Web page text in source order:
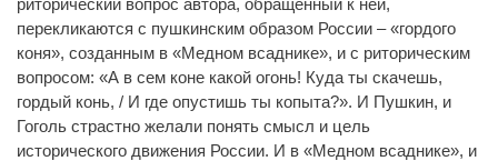
риторический вопрос автора, обращенный к ней,
перекликаются с пушкинским образом России – «гордого
коня», созданным в «Медном всаднике», и с риторическим
вопросом: «А в сем коне какой огонь! Куда ты скачешь,
гордый конь, / И где опустишь ты копыта?». И Пушкин, и
Гоголь страстно желали понять смысл и цель
исторического движения России. И в «Медном всаднике», и